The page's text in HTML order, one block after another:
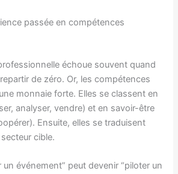
passée en compétences
échoue souvent quand
de zéro. Or, les compétences
monnaie forte. Elles se classent en
analyser, vendre) et en savoir-être
Ensuite, elles se traduisent
cible.
un événement” peut devenir “piloter un